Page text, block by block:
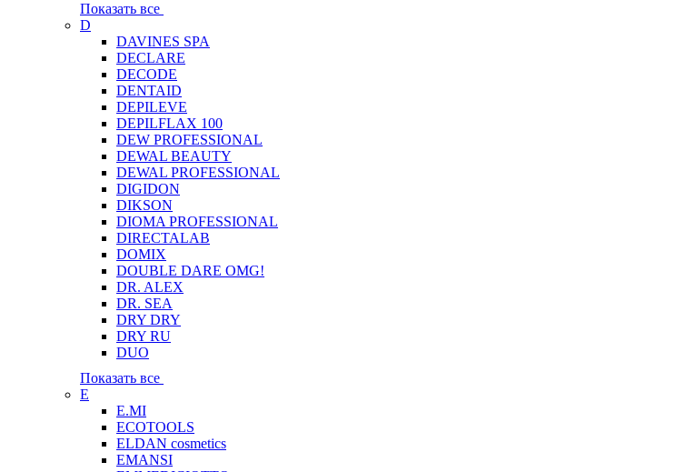
Показать все
D
DAVINES SPA
DECLARE
DECODE
DENTAID
DEPILEVE
DEPILFLAX 100
DEW PROFESSIONAL
DEWAL BEAUTY
DEWAL PROFESSIONAL
DIGIDON
DIKSON
DIOMA PROFESSIONAL
DIRECTALAB
DOMIX
DOUBLE DARE OMG!
DR. ALEX
DR. SEA
DRY DRY
DRY RU
DUO
Показать все
E
E.MI
ECOTOOLS
ELDAN cosmetics
EMANSI